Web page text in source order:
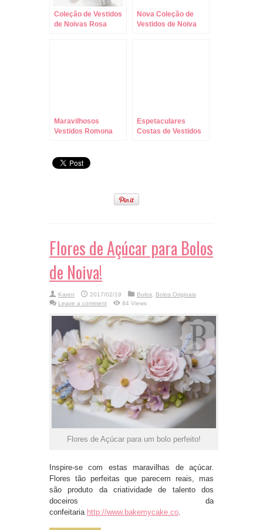
Coleção de Vestidos
de Noivas Rosa
Nova Coleção de
Vestidos de Noiva
Maravilhosos
Vestidos Romona
Espetaculares
Costas de Vestidos
Flores de Açúcar para Bolos
de Noiva!
Karen 2017/02/19 Bolos, Bolos Originais
Leave a comment
84 Views
Flores de Açúcar para um bolo perfeito!
Inspire-se com estas maravilhas de açúcar.
Flores tão perfeitas que parecem reais, mas
são produto da criatividade de talento dos
doceiros da
confeitaria http://www.bakemycake.co.